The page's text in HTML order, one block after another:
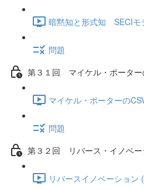
暗黙知と形式知 SECIモ
問題
第３１回 マイケル・ポーター
マイケル・ポーターの
問題
第３２回 リバース・イノベー
リバースイノベーション